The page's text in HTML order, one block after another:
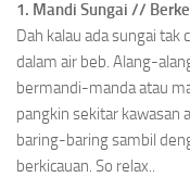
1. Mandi Sungai //
Dah kalau ada sungai tak
dalam air beb. Alang-
bermandi-manda atau
pangkin sekitar kawasan
baring-baring sambil
berkicauan. So relax..